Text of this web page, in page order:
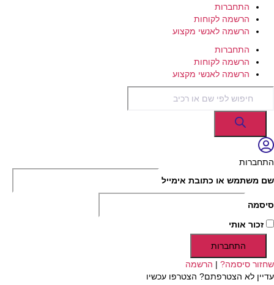
התחברות
הרשמה לקוחות
הרשמה לאנשי מקצוע
התחברות
הרשמה לקוחות
הרשמה לאנשי מקצוע
search
התחברות
שם משתמש או כתובת אימייל
סיסמה
זכור אותי
התחברות
שחזור סיסמה? | הרשמה
עדיין לא הצטרפתם? הצטרפו עכשיו